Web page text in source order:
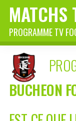
MATCHS
PROGRAMME TV
BUCHEON